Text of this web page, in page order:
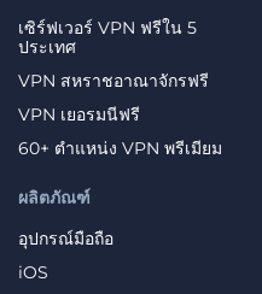
ผลิตภัณฑ์
อุปกรณ์มือถือ
iOS
เซิร์ฟเวอร์ VPN ฟรีใน 5
ประเทศ
VPN สหราชอาณาจักรฟรี
VPN เยอรมนีฟรี
60+ ตำแหน่ง VPN พรีเมียม